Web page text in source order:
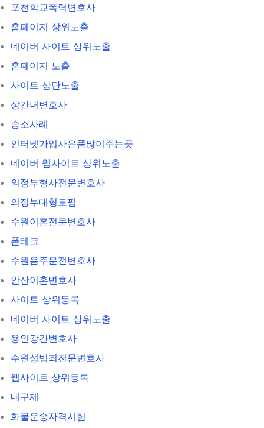
포천학교폭력변호사
홈페이지 상위노출
네이버 사이트 상위노출
홈페이지 노출
사이트 상단노출
상간녀변호사
승소사례
인터넷가입사은품많이주는곳
네이버 웹사이트 상위노출
의정부형사전문변호사
의정부대형로펌
수원이혼전문변호사
폰테크
수원음주운전변호사
안산이혼변호사
사이트 상위등록
네이버 사이트 상위노출
용인강간변호사
수원성범죄전문변호사
웹사이트 상위등록
내구제
화물운송자격시험